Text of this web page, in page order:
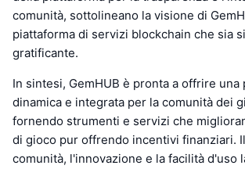
comunità, sottolineano la visione di
piattaforma di servizi blockchain che sia
gratificante.
In sintesi, GemHUB è pronta a offrire una
dinamica e integrata per la comunità dei
fornendo strumenti e servizi che
di gioco pur offrendo incentivi finanziari.
comunità, l'innovazione e la facilità d'uso